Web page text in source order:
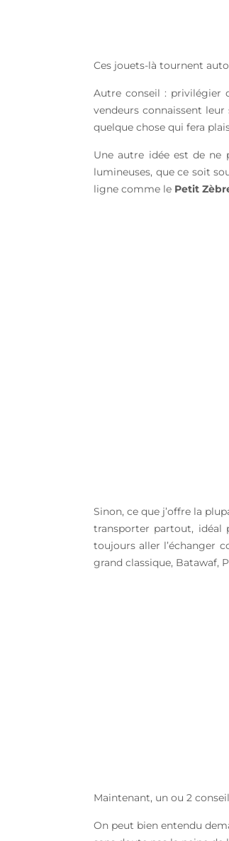
Ces jouets-là tournent
Autre conseil : privilégier
vendeurs connaissent
quelque chose qui fera
Une autre idée est de ne
lumineuses, que ce soit
ligne comme le Petit
Sinon, ce que j’offre la
transporter partout, idéal
toujours aller l’échanger
grand classique, Batawaf,
Maintenant, un ou 2
On peut bien entendu